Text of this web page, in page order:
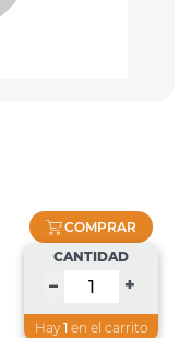
COMPRAR
CANTIDAD
– +
Hay 1 en el carrito